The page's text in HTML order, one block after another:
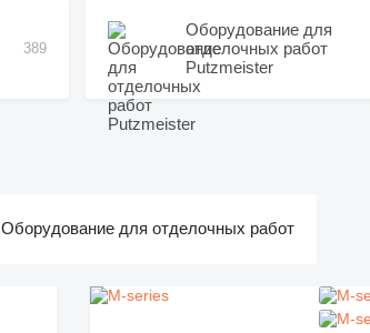
389
Оборудование для
отделочных работ
Putzmeister
Оборудование для отделочных работ